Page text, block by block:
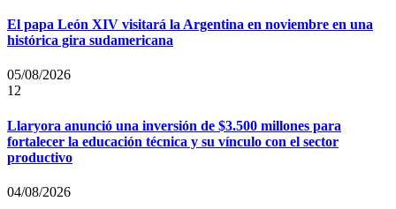
El papa León XIV visitará la Argentina en noviembre en una
histórica gira sudamericana
05/08/2026
12
Llaryora anunció una inversión de $3.500 millones para
fortalecer la educación técnica y su vínculo con el sector
productivo
04/08/2026